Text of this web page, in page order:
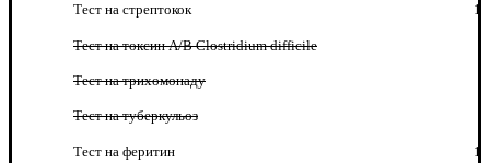
Тест на стрептокок 1
Тест на токсин A/B Clostridium difficile
Тест на трихомонаду
Тест на туберкульоз
Тест на феритин 1